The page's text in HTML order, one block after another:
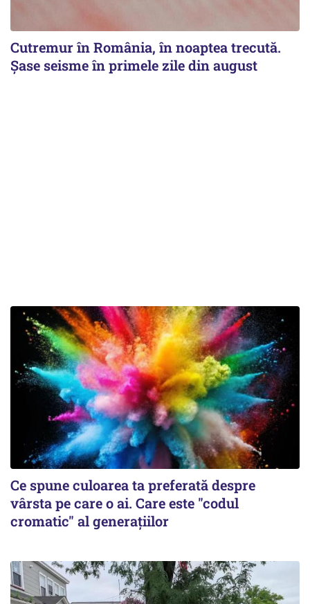
Cutremur în România, în noaptea trecută.
Șase seisme în primele zile din august
Ce spune culoarea ta preferată despre
vârsta pe care o ai. Care este "codul
cromatic" al generațiilor